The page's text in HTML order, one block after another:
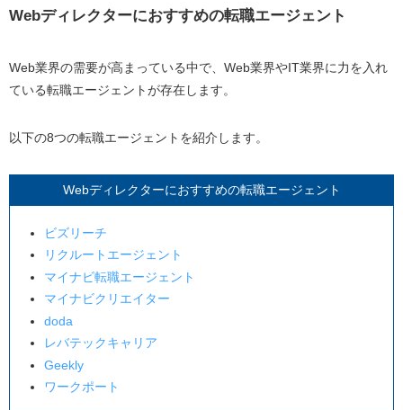
リクルートエージェント
マイナビクリエイター
doda
Geekly
ワークポート
転職エージェントの専門性
紹介してくれる企業の質を重視する
転職エージェントのサポートする力
Webディレクターが転職エージェントを利用する際のメ
リット・デメリット
Webディレクターが転職する際に転職エージェント
Webディレクターにおすすめの転職エージェント
Web業界の需要が高まっている中で、Web業界やIT業界に力を入れ
ている転職エージェントが存在します。
以下の8つの転職エージェントを紹介します。
Webディレクターにおすすめの転職エージェント
ビズリーチ
リクルートエージェント
マイナビ転職エージェント
マイナビクリエイター
doda
レバテックキャリア
Geekly
ワークポート